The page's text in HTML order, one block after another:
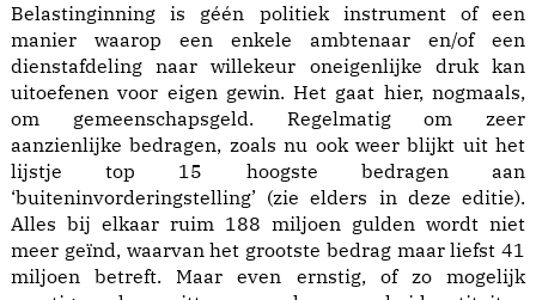
Belastinginning is géén politiek instrument of een
manier waarop een enkele ambtenaar en/of een
dienstafdeling naar willekeur oneigenlijke druk kan
uitoefenen voor eigen gewin. Het gaat hier, nogmaals,
om gemeenschapsgeld. Regelmatig om zeer
aanzienlijke bedragen, zoals nu ook weer blijkt uit het
lijstje top 15 hoogste bedragen aan
‘buiteninvorderingstelling’ (zie elders in deze editie).
Alles bij elkaar ruim 188 miljoen gulden wordt niet
meer geïnd, waarvan het grootste bedrag maar liefst 41
miljoen betreft. Maar even ernstig, of zo mogelijk